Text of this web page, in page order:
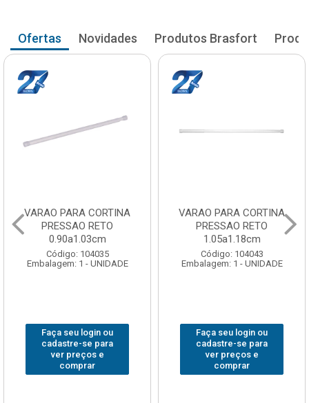
Ofertas Novidades Produtos Brasfort
VARAO PARA CORTINA
PRESSAO RETO
0.90a1.03cm
Código: 104035
Embalagem: 1 - UNIDADE
Faça seu login ou
cadastre-se para
ver preços e
comprar
VARAO PARA CORTINA
PRESSAO RETO
1.05a1.18cm
Código: 104043
Embalagem: 1 - UNIDADE
Faça seu login ou
cadastre-se para
ver preços e
comprar